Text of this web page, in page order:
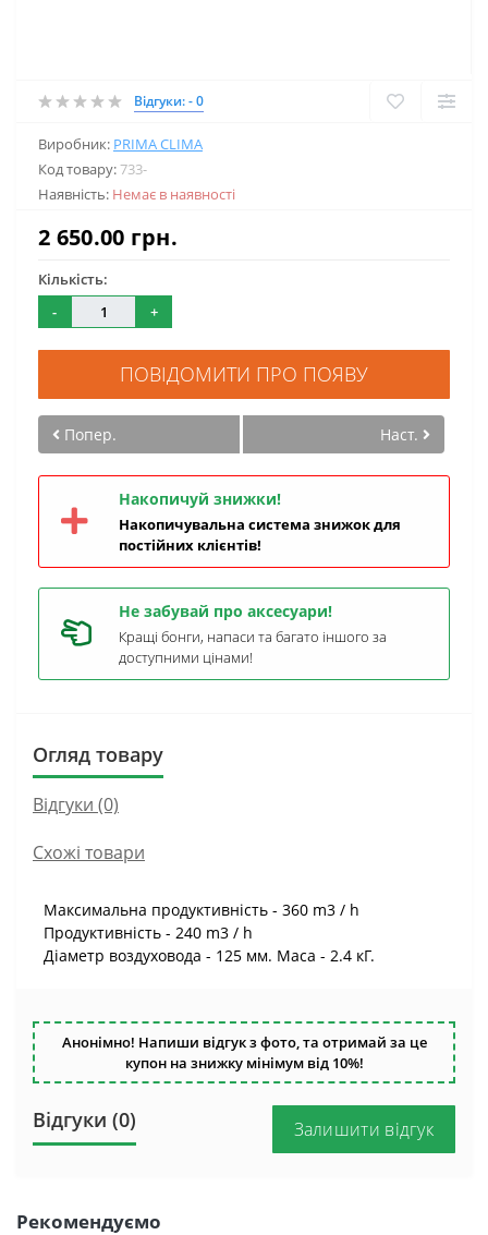
Відгуки: - 0
Виробник: PRIMA CLIMA
Код товару:733-
Наявність: Немає в наявності
2 650.00 грн.
Кількість:
-
+
ПОВІДОМИТИ ПРО ПОЯВУ
Попер. Наст.
Накопичуй знижки!
Накопичувальна система знижок для
постійних клієнтів!
Не забувай про аксесуари!
Кращі бонги, напаси та багато іншого за
доступними цінами!
Огляд товару
Відгуки (0)
Схожі товари
Максимальна продуктивність - 360 m3 / h
Продуктивність - 240 m3 / h
Діаметр воздуховода - 125 мм. Маса - 2.4 кГ.
Анонімно! Напиши відгук з фото, та отримай за це
купон на знижку мінімум від 10%!
Відгуки (0) Залишити відгук
Рекомендуємо